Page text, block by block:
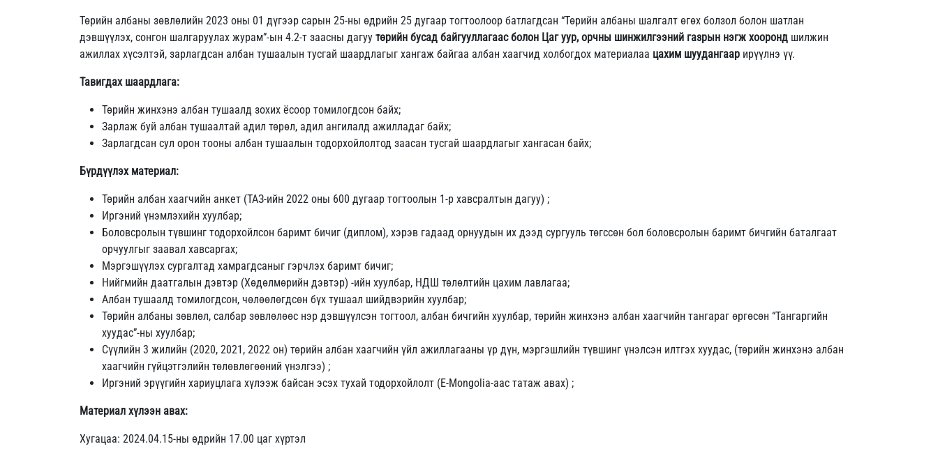
Төрийн албаны зөвлөлийн 2023 оны 01 дүгээр сарын 25-ны өдрийн 25 дугаар тогтоолоор батлагдсан “Төрийн албаны шалгалт өгөх болзол болон шатлан
дэвшүүлэх, сонгон шалгаруулах журам”-ын 4.2-т заасны дагуу төрийн бусад байгууллагаас болон Цаг уур, орчны шинжилгээний газрын нэгж хооронд шилжин
ажиллах хүсэлтэй, зарлагдсан албан тушаалын тусгай шаардлагыг хангаж байгаа албан хаагчид холбогдох материалаа цахим шуудангаар ирүүлнэ үү.
Тавигдах шаардлага:
Төрийн жинхэнэ албан тушаалд зохих ёсоор томилогдсон байх;
Зарлаж буй албан тушаалтай адил төрөл, адил ангилалд ажилладаг байх;
Зарлагдсан сул орон тооны албан тушаалын тодорхойлолтод заасан тусгай шаардлагыг хангасан байх;
Бүрдүүлэх материал:
Төрийн албан хаагчийн анкет (ТАЗ-ийн 2022 оны 600 дугаар тогтоолын 1-р хавсралтын дагуу) ;
Иргэний үнэмлэхийн хуулбар;
Боловсролын түвшинг тодорхойлсон баримт бичиг (диплом), хэрэв гадаад орнуудын их дээд сургууль төгссөн бол боловсролын баримт бичгийн баталгаат
орчуулгыг заавал хавсаргах;
Мэргэшүүлэх сургалтад хамрагдсаныг гэрчлэх баримт бичиг;
Нийгмийн даатгалын дэвтэр (Хөдөлмөрийн дэвтэр) -ийн хуулбар, НДШ төлөлтийн цахим лавлагаа;
Албан тушаалд томилогдсон, чөлөөлөгдсөн бүх тушаал шийдвэрийн хуулбар;
Төрийн албаны зөвлөл, салбар зөвлөлөөс нэр дэвшүүлсэн тогтоол, албан бичгийн хуулбар, төрийн жинхэнэ албан хаагчийн тангараг өргөсөн “Тангаргийн
хуудас”-ны хуулбар;
Сүүлийн 3 жилийн (2020, 2021, 2022 он) төрийн албан хаагчийн үйл ажиллагааны үр дүн, мэргэшлийн түвшинг үнэлсэн илтгэх хуудас, (төрийн жинхэнэ албан
хаагчийн гүйцэтгэлийн төлөвлөгөөний үнэлгээ) ;
Иргэний эрүүгийн хариуцлага хүлээж байсан эсэх тухай тодорхойлолт (E-Mongolia-аас татаж авах) ;
Материал хүлээн авах:
Хугацаа: 2024.04.15-ны өдрийн 17.00 цаг хүртэл